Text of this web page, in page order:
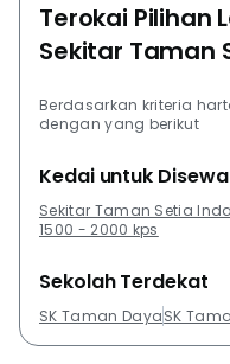
Terokai Pilihan
Sekitar Taman
Berdasarkan kriteria
dengan yang berikut
Kedai untuk Disewa
Sekitar Taman Setia
1500 - 2000 kps
Sekolah Terdekat
SK Taman DayaSK